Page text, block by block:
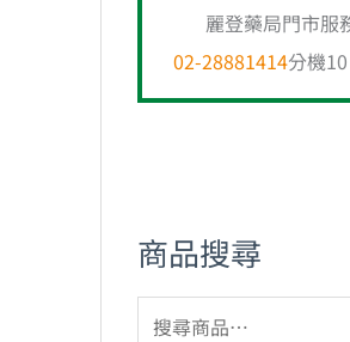
麗登藥局門市服
02-28881414分機
商品搜尋